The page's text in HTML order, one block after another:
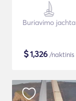
Buriavimo jachta
$1,326 /naktinis